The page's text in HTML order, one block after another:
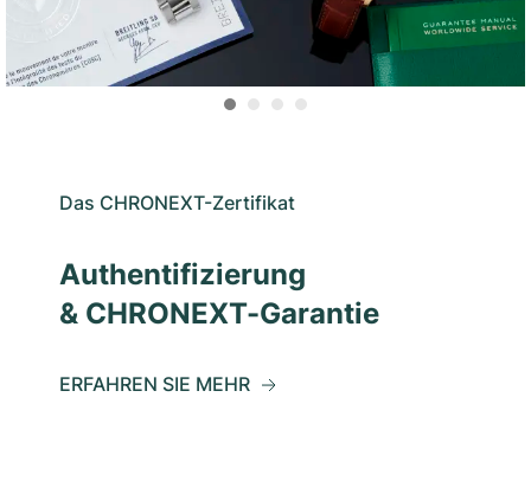
Das CHRONEXT-Zertifikat
Authentifizierung
& CHRONEXT-Garantie
ERFAHREN SIE MEHR